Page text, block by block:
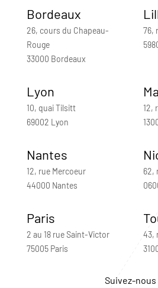
Bordeaux
26, cours du Chapeau-
Rouge
33000 Bordeaux
76,
Lyon
10, quai Tilsitt
69002 Lyon
12,
Nantes
12, rue Mercoeur
44000 Nantes
62,
Paris
2 au 18 rue Saint-Victor
75005 Paris
43,
Suivez-nous